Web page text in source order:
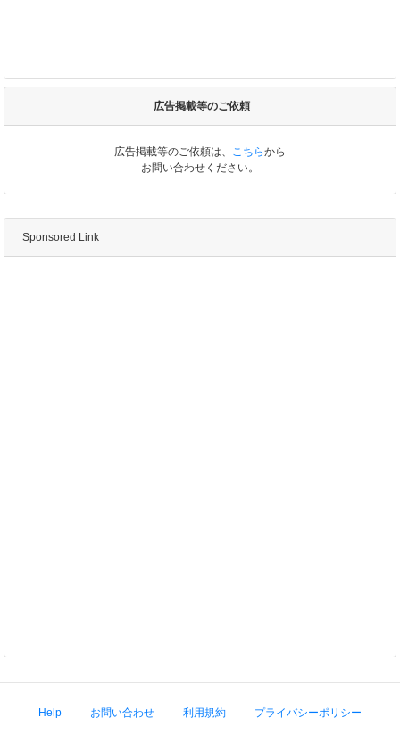
広告掲載等のご依頼
広告掲載等のご依頼は、 こちらから
お問い合わせください。
Sponsored Link
Help お問い合わせ 利用規約 プライバシーポリシー